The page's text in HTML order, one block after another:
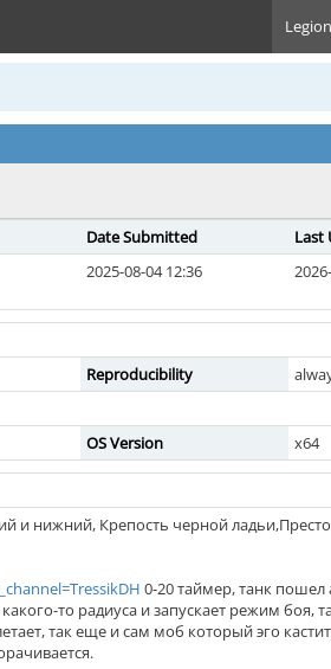
Date Submitted
Last
2025-08-04 12:36
Reproducibility
OS Version x64
и нижний, Крепость черной
0-20 таймер, танк
то радиуса и запускает режим боя,
так еще и сам моб который эго